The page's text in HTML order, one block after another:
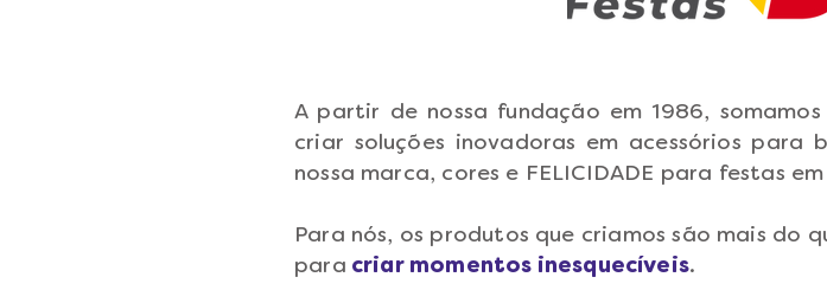
A partir de nossa fundação em 1986, somamos
criar soluções inovadoras em acessórios para
nossa marca, cores e FELICIDADE para festas
Para nós, os produtos que criamos são mais do
para criar momentos inesquecíveis.